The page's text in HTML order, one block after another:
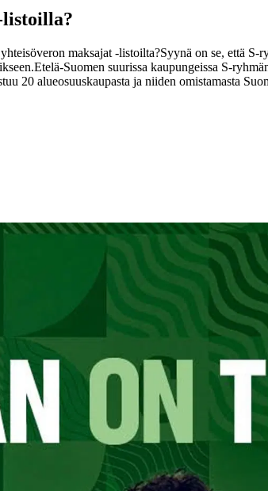
listoilla?
maksajat -listoilta?Syynä on se, että S-
Etelä-Suomen suurissa kaupungeissa S-
20 alueosuuskaupasta ja niiden omistamasta